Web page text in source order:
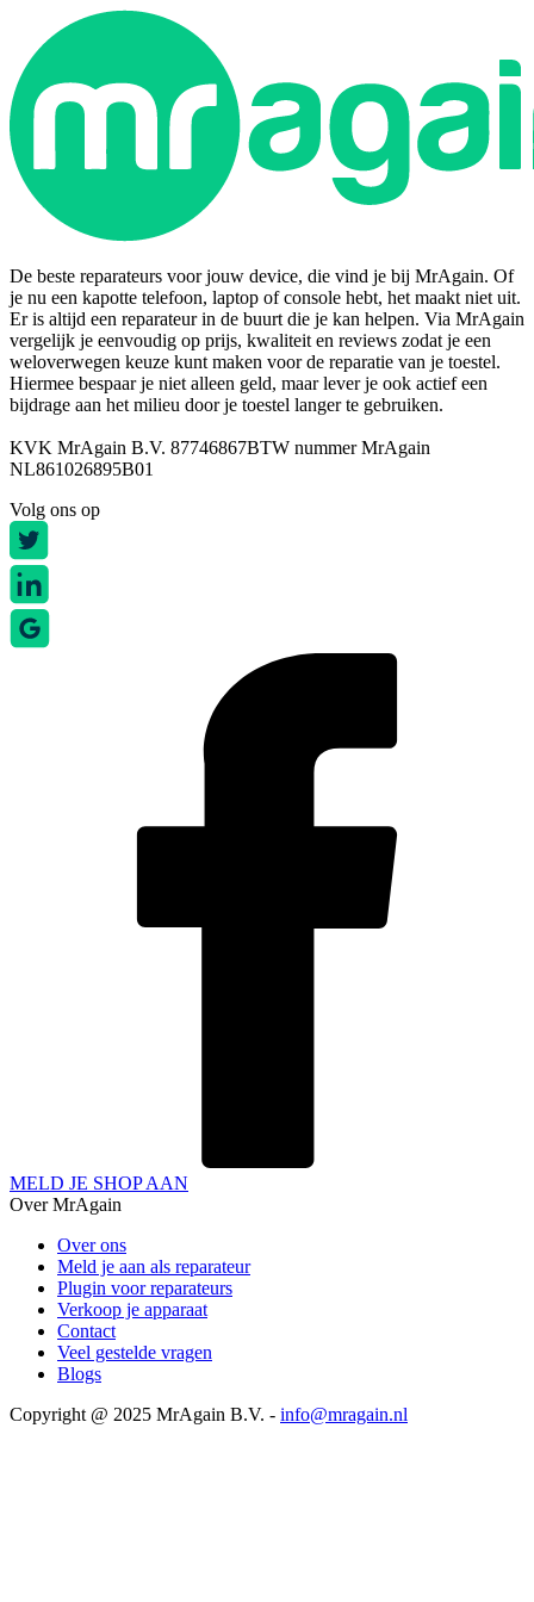
De beste reparateurs voor jouw device, die vind je bij MrAgain. Of
je nu een kapotte telefoon, laptop of console hebt, het maakt niet uit.
Er is altijd een reparateur in de buurt die je kan helpen. Via MrAgain
vergelijk je eenvoudig op prijs, kwaliteit en reviews zodat je een
weloverwegen keuze kunt maken voor de reparatie van je toestel.
Hiermee bespaar je niet alleen geld, maar lever je ook actief een
bijdrage aan het milieu door je toestel langer te gebruiken.
KVK MrAgain B.V. 87746867BTW nummer MrAgain
NL861026895B01
Volg ons op
MELD JE SHOP AAN
Over MrAgain
Over ons
Meld je aan als reparateur
Plugin voor reparateurs
Verkoop je apparaat
Contact
Veel gestelde vragen
Blogs
Copyright @ 2025 MrAgain B.V. - info@mragain.nl